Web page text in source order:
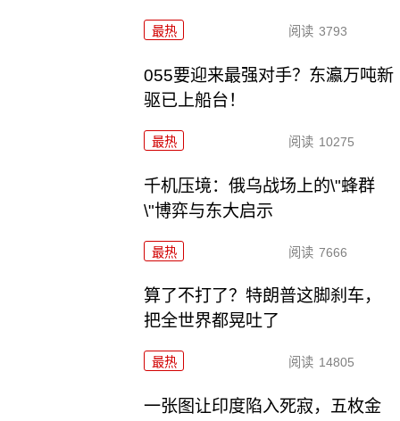
最热 阅读 3793
055要迎来最强对手？东瀛万吨新
驱已上船台！
最热 阅读 10275
千机压境：俄乌战场上的\"蜂群
\"博弈与东大启示
最热 阅读 7666
算了不打了？特朗普这脚刹车，
把全世界都晃吐了
最热 阅读 14805
一张图让印度陷入死寂，五枚金